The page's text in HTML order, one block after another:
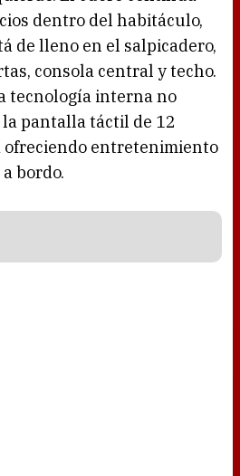
dentro del habitáculo,
de lleno en el salpicadero,
consola central y techo.
tecnología interna no
pantalla táctil de 12
ofreciendo entretenimiento
bordo.